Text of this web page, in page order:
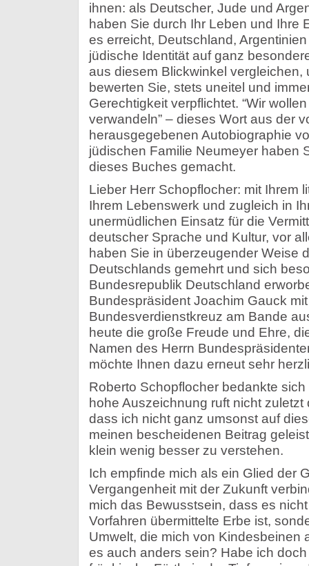
ihnen: als Deutscher, Jude und
haben Sie durch Ihr Leben und Ihre
es erreicht, Deutschland,
jüdische Identität auf ganz
aus diesem Blickwinkel vergleichen,
bewerten Sie, stets uneitel und
Gerechtigkeit verpflichtet. “Wir
verwandeln” – dieses Wort aus der
herausgegebenen Autobiographie
jüdischen Familie Neumeyer haben
dieses Buches gemacht.
Lieber Herr Schopflocher: mit Ihrem
Ihrem Lebenswerk und zugleich in
unermüdlichen Einsatz für die
deutscher Sprache und Kultur, vor
haben Sie in überzeugender Weise
Deutschlands gemehrt und sich
Bundesrepublik Deutschland
Bundespräsident Joachim Gauck
Bundesverdienstkreuz am Bande
heute die große Freude und Ehre,
Namen des Herrn
möchte Ihnen dazu erneut sehr
Roberto Schopflocher bedankte sich
hohe Auszeichnung ruft nicht
dass ich nicht ganz umsonst auf
meinen bescheidenen Beitrag
klein wenig besser zu verstehen.
Ich empfinde mich als ein Glied der
Vergangenheit mit der Zukunft
mich das Bewusstsein, dass es
Vorfahren übermittelte Erbe ist,
Umwelt, die mich von Kindesbeinen
es auch anders sein? Habe ich